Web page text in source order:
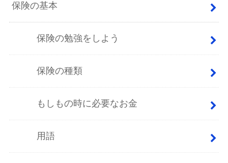
保険の基本
保険の勉強をしよう
保険の種類
もしもの時に必要なお金
用語